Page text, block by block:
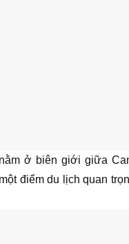
ở biên giới giữa
điểm du lịch quan